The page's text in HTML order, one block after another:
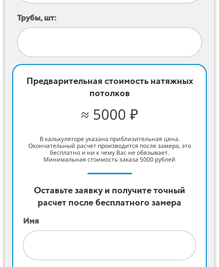
Трубы, шт:
Предварительная стоимость натяжных
потолков
≈ 5000 ₽
В калькуляторе указана приблизительная цена.
Окончательный расчет производится после замера, это
бесплатно и ни к чему Вас не обязывает.
Минимальная стоимость заказа 5000 рублей
Оставьте заявку и получите точный
расчет после бесплатного замера
Имя